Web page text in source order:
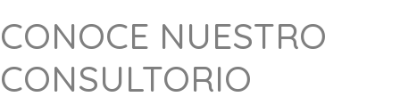
CONOCE NUESTRO
CONSULTORIO